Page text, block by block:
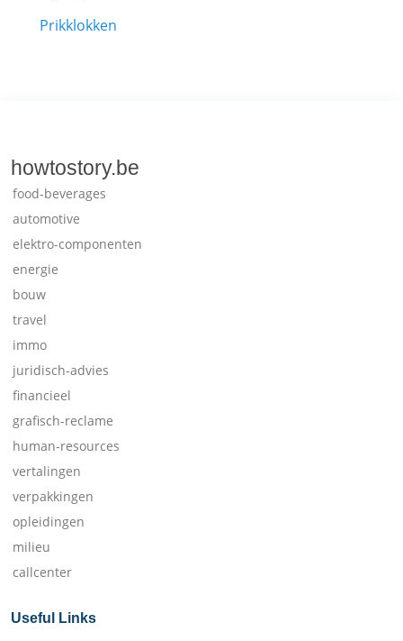
Prikklokken
howtostory.be
food-beverages
automotive
elektro-componenten
energie
bouw
travel
immo
juridisch-advies
financieel
grafisch-reclame
human-resources
vertalingen
verpakkingen
opleidingen
milieu
callcenter
Useful Links